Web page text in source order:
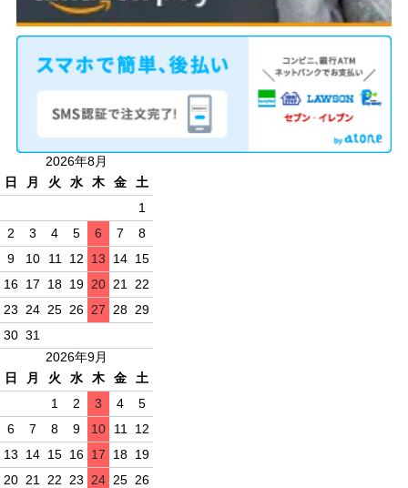
2026年8月
日
月 火 水 木 金
土
1
2
3 4 5 6 7
8
9
10 11 12 13 14 15
16 17 18 19 20 21
22
23
24 25 26 27 28 29
30 31
2026年9月
日
月 火 水 木 金
土
1
2 3 4
5
6
7 8 9 10 11
12
13
14 15 16 17 18 19
20 21 22 23 24 25 26